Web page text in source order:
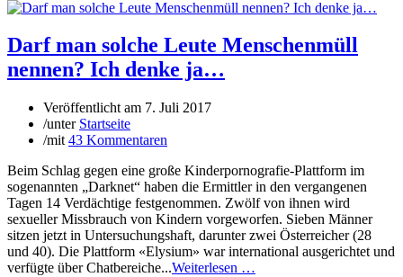
Darf man solche Leute Menschenmüll
nennen? Ich denke ja…
Veröffentlicht am 7. Juli 2017
/unter Startseite
/mit 43 Kommentaren
Beim Schlag gegen eine große Kinderpornografie-Plattform im
sogenannten „Darknet“ haben die Ermittler in den vergangenen
Tagen 14 Verdächtige festgenommen. Zwölf von ihnen wird
sexueller Missbrauch von Kindern vorgeworfen. Sieben Männer
sitzen jetzt in Untersuchungshaft, darunter zwei Österreicher (28
und 40). Die Plattform «Elysium» war international ausgerichtet und
verfügte über Chatbereiche...Weiterlesen …